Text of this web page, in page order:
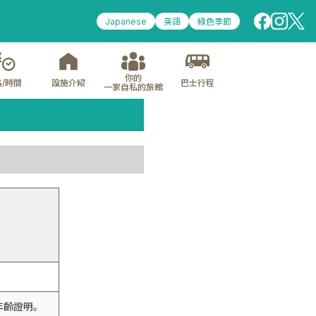
/時間 設施介紹
你的
一家自私的旅館
巴士行程
Japanese 英語 綠色季節
證明。